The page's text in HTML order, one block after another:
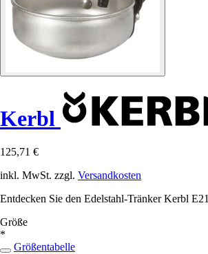
Kerbl
125,71 €
inkl. MwSt. zzgl. Versandkosten
Entdecken Sie den Edelstahl-Tränker Kerbl
Größe
*
Größentabelle